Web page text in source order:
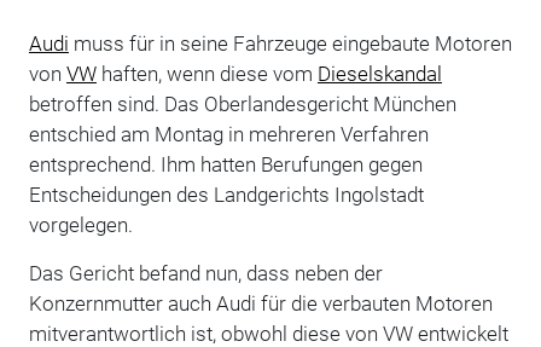
Audi muss für in seine Fahrzeuge eingebaute Motoren
von VWhaften, wenn diese vom Dieselskandal
betroffen sind. Das Oberlandesgericht München
entschied am Montag in mehreren Verfahren
entsprechend. Ihm hatten Berufungen gegen
Entscheidungen des Landgerichts Ingolstadt
vorgelegen.
Das Gericht befand nun, dass neben der
Konzernmutter auch Audi für die verbauten Motoren
mitverantwortlich ist, obwohl diese von VW entwickelt